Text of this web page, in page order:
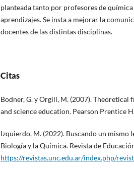
planteada tanto por profesores de
aprendizajes. Se insta a mejorar la
docentes de las distintas disciplinas.
Citas
Bodner, G. y Orgill, M. (2007).
and science education. Pearson Prentice
Izquierdo, M. (2022). Buscando un mismo
Biología y la Química. Revista de
https://revistas.unc.edu.ar/index.php/